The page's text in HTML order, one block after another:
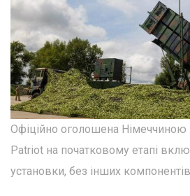
Офіційно оголошена Німеччиною
Patriot на початковому етапі
установки, без інших